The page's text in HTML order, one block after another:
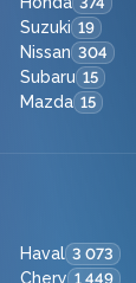
Suzuki 19
Nissan 304
Subaru 15
Mazda 15
Haval 3 073
Chery 1 449